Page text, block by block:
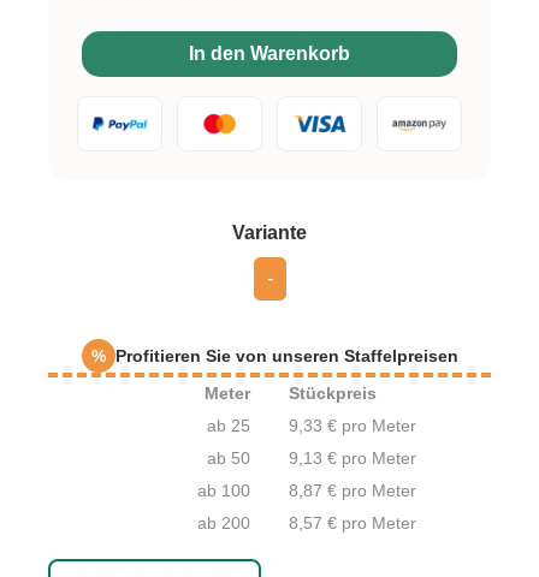
Varianteauswählen
-
% Profitieren Sie von unseren Staffelpreisen
Meter
Stückpreis
ab 25
9,33 € pro Meter
ab 50
9,13 € pro Meter
ab 100
8,87 € pro Meter
ab 200
8,57 € pro Meter
In den Warenkorb